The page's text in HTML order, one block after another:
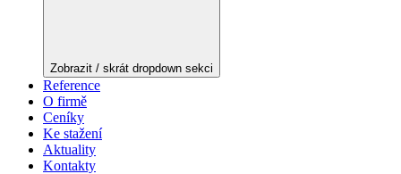
Zobrazit / skrát dropdown sekci
Reference
O firmě
Ceníky
Ke stažení
Aktuality
Kontakty